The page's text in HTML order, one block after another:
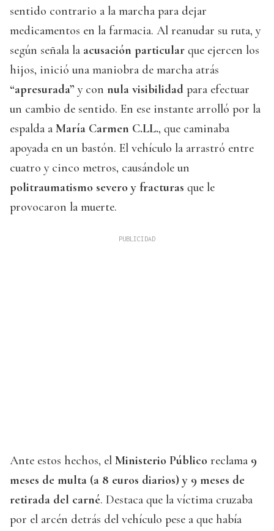
sentido contrario a la marcha para dejar
medicamentos en la farmacia. Al reanudar su ruta, y
según señala la acusación particular que ejercen los
hijos, inició una maniobra de marcha atrás
“apresurada” y con nula visibilidad para efectuar
un cambio de sentido. En ese instante arrolló por la
espalda a María Carmen C.LL., que caminaba
apoyada en un bastón. El vehículo la arrastró entre
cuatro y cinco metros, causándole un
politraumatismo severo y fracturas que le
provocaron la muerte.
Ante estos hechos, el Ministerio Público reclama 9
meses de multa (a 8 euros diarios) y 9 meses de
retirada del carné. Destaca que la víctima cruzaba
por el arcén detrás del vehículo pese a que había